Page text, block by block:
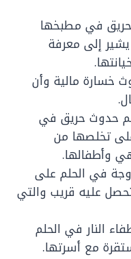
حريق في مطبخها
إلى معرفة
خسارة مالية وأن
حدوث حريق في
تخلصها من
وأطفالها.
في الحلم على
عليه قريب والتي
النار في الحلم
مع أسرتها.